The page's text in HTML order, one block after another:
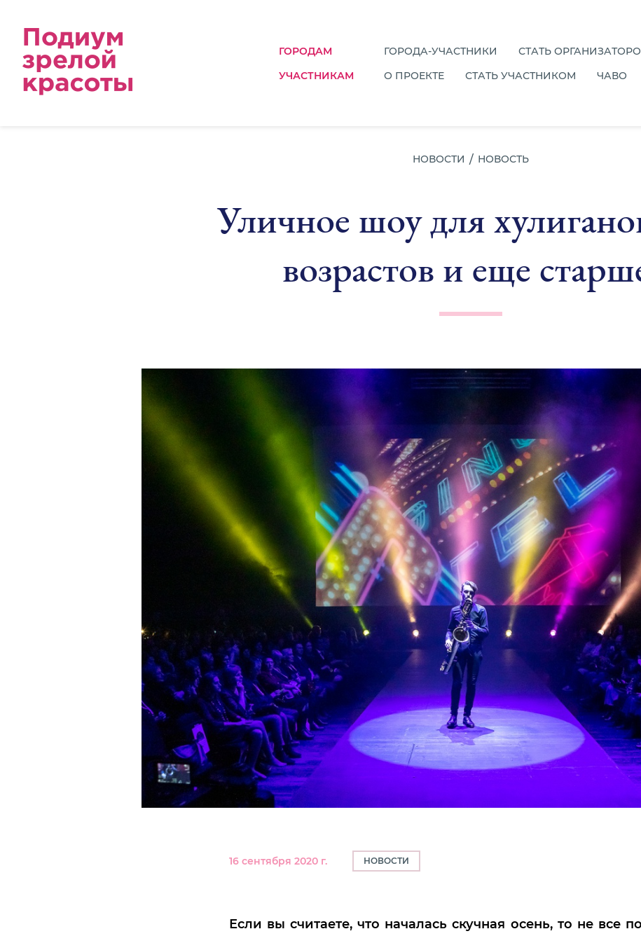
ГОРОДАМ ГОРОДА-УЧАСТНИКИ СТАТЬ
УЧАСТНИКАМ
О ПРОЕКТЕ СТАТЬ УЧАСТНИКОМ ЧАВО
НОВОСТИ НОВОСТЬ
Уличное шоу для
возрастов и еще
16 сентября 2020 г. НОВОСТИ
Если вы считаете, что началась скучная осень, то не все